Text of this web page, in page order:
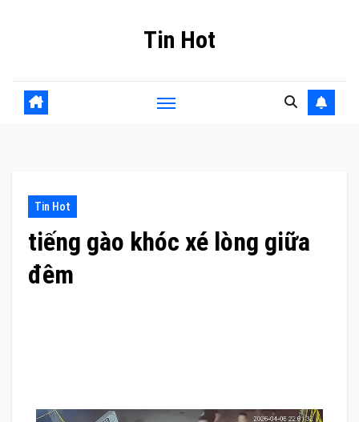
Tin Hot
Tin Hot
tiếng gào khóc xé lòng giữa
đêm